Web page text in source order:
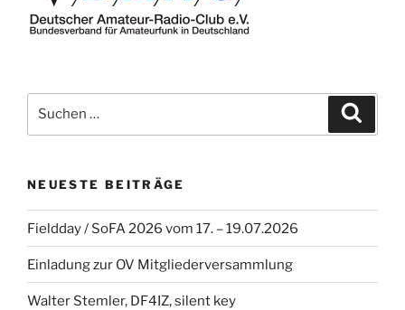
nach:
NEUESTE BEITRÄGE
Fieldday / SoFA 2026 vom 17. – 19.07.2026
Einladung zur OV Mitgliederversammlung
Walter Stemler, DF4IZ, silent key